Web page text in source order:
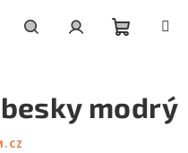
košík
modrý